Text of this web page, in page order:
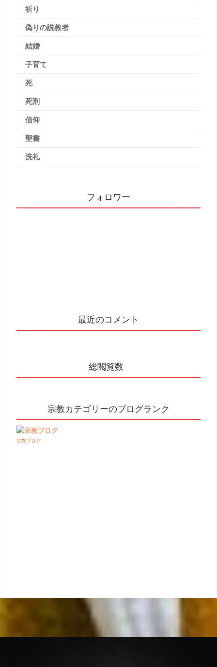
祈り
偽りの説教者
結婚
子育て
死
死刑
信仰
聖書
洗礼
フォロワー
最近のコメント
総閲覧数
宗教カテゴリーのブログランク
宗教ブログ